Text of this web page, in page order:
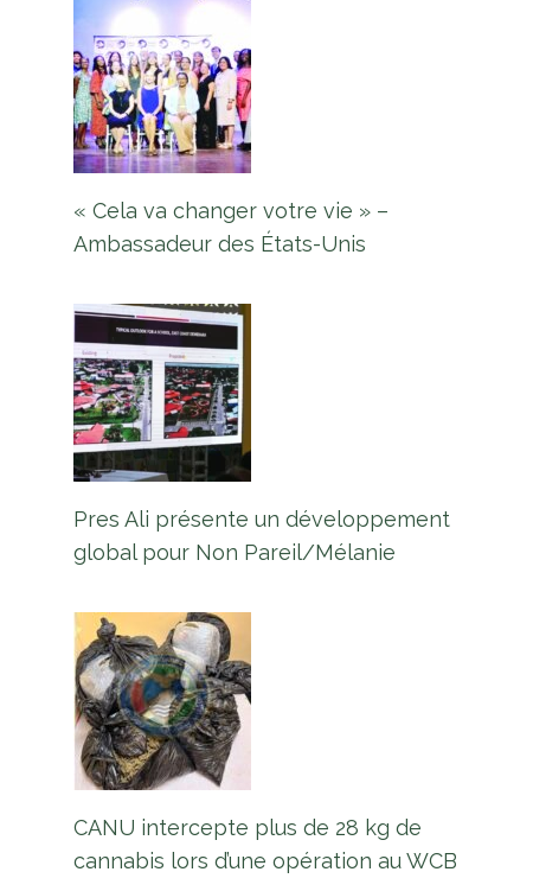
« Cela va changer votre vie » –
Ambassadeur des États-Unis
Pres Ali présente un développement
global pour Non Pareil/Mélanie
CANU intercepte plus de 28 kg de
cannabis lors d’une opération au WCB